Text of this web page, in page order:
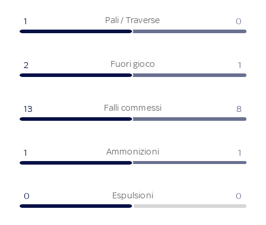
Pali / Traverse
1 0
Fuori gioco
2 1
Falli commessi
13 8
Ammonizioni
1 1
Espulsioni
0 0